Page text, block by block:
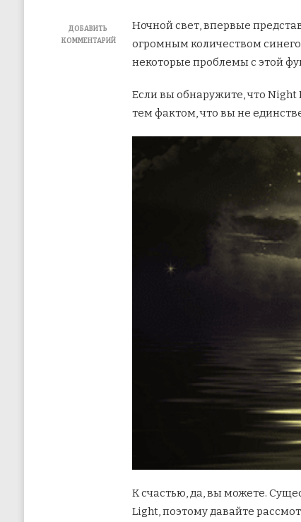
ДОБАВИТЬ
КОММЕНТАРИЙ
Ночной свет, впервые
огромным количеством
некоторые проблемы с этой
Если вы обнаружите, что Night
тем фактом, что вы не
К счастью, да, вы можете.
Light, поэтому давайте